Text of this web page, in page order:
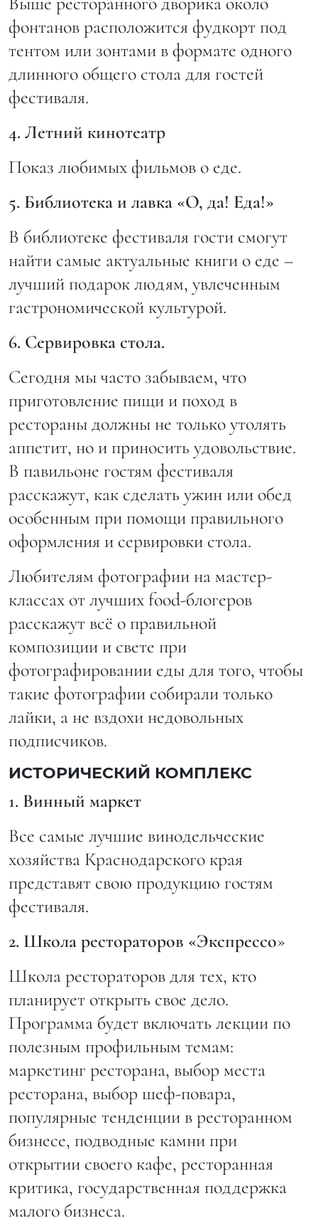
фонтанов расположится фудкорт под
тентом или зонтами в формате одного
длинного общего стола для гостей
фестиваля.
4. Летний кинотеатр
Показ любимых фильмов о еде.
5. Библиотека и лавка «О, да! Еда!»
В библиотеке фестиваля гости смогут
найти самые актуальные книги о еде –
лучший подарок людям, увлеченным
гастрономической культурой.
6. Сервировка стола.
Сегодня мы часто забываем, что
приготовление пищи и поход в
рестораны должны не только утолять
аппетит, но и приносить удовольствие.
В павильоне гостям фестиваля
расскажут, как сделать ужин или обед
особенным при помощи правильного
оформления и сервировки стола.
Любителям фотографии на мастер-
классах от лучших food-блогеров
расскажут всё о правильной
композиции и свете при
фотографировании еды для того, чтобы
такие фотографии собирали только
лайки, а не вздохи недовольных
подписчиков.
ИСТОРИЧЕСКИЙ КОМПЛЕКС
1. Винный маркет
Все самые лучшие винодельческие
хозяйства Краснодарского края
представят свою продукцию гостям
фестиваля.
2. Школа рестораторов «Экспрессо»
Школа рестораторов для тех, кто
планирует открыть свое дело.
Программа будет включать лекции по
полезным профильным темам:
маркетинг ресторана, выбор места
ресторана, выбор шеф-повара,
популярные тенденции в ресторанном
бизнесе, подводные камни при
открытии своего кафе, ресторанная
критика, государственная поддержка
малого бизнеса.